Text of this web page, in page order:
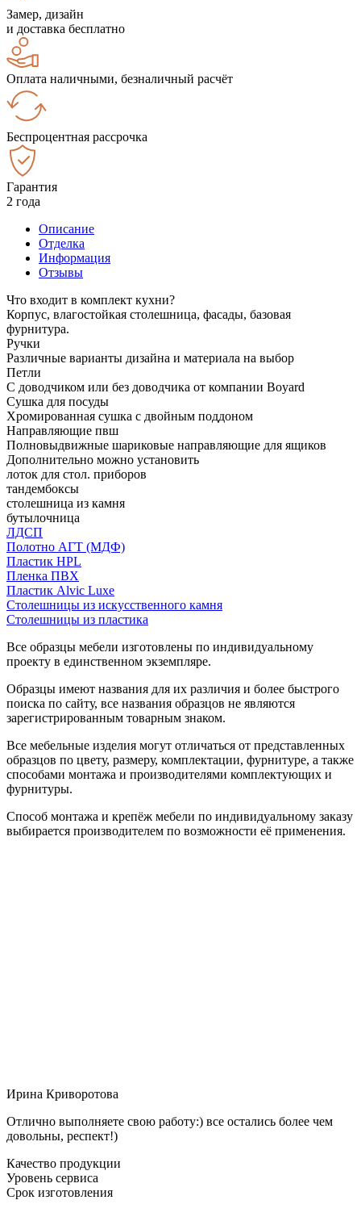
Замер, дизайн
и доставка бесплатно
Оплата наличными, безналичный расчёт
Беспроцентная рассрочка
Гарантия
2 года
Описание
Отделка
Информация
Отзывы
Что входит в комплект кухни?
Корпус, влагостойкая столешница, фасады, базовая
фурнитура.
Ручки
Различные варианты дизайна и материала на выбор
Петли
С доводчиком или без доводчика от компании Boyard
Сушка для посуды
Хромированная сушка с двойным поддоном
Направляющие пвш
Полновыдвижные шариковые направляющие для ящиков
Дополнительно можно установить
лоток для стол. приборов
тандембоксы
столешница из камня
бутылочница
ЛДСП
Полотно АГТ (МДФ)
Пластик HPL
Пленка ПВХ
Пластик Alvic Luxe
Столешницы из искусственного камня
Столешницы из пластика
Все образцы мебели изготовлены по индивидуальному
проекту в единственном экземпляре.
Образцы имеют названия для их различия и более быстрого
поиска по сайту, все названия образцов не являются
зарегистрированным товарным знаком.
Все мебельные изделия могут отличаться от представленных
образцов по цвету, размеру, комплектации, фурнитуре, а также
способами монтажа и производителями комплектующих и
фурнитуры.
Способ монтажа и крепёж мебели по индивидуальному заказу
выбирается производителем по возможности её применения.
Ирина Криворотова
Отлично выполняете свою работу:) все остались более чем
довольны, респект!)
Качество продукции
Уровень сервиса
Срок изготовления